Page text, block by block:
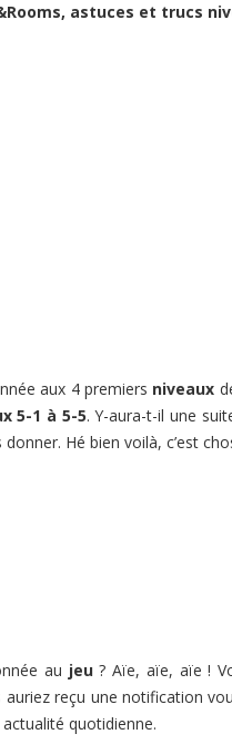
astuces et trucs
aux 4 premiers niveaux
5-1 à 5-5. Y-aura-t-il une
Hé bien voilà, c’est
au jeu? Aïe, aïe, aïe !
reçu une notification
quotidienne.